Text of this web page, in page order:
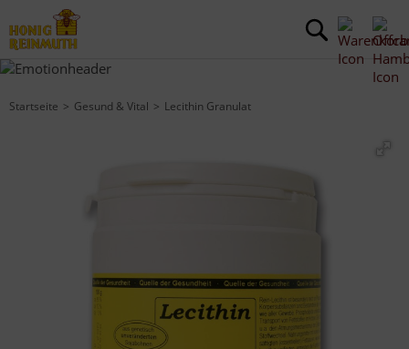
Startseite Gesund & Vital Lecithin Granulat